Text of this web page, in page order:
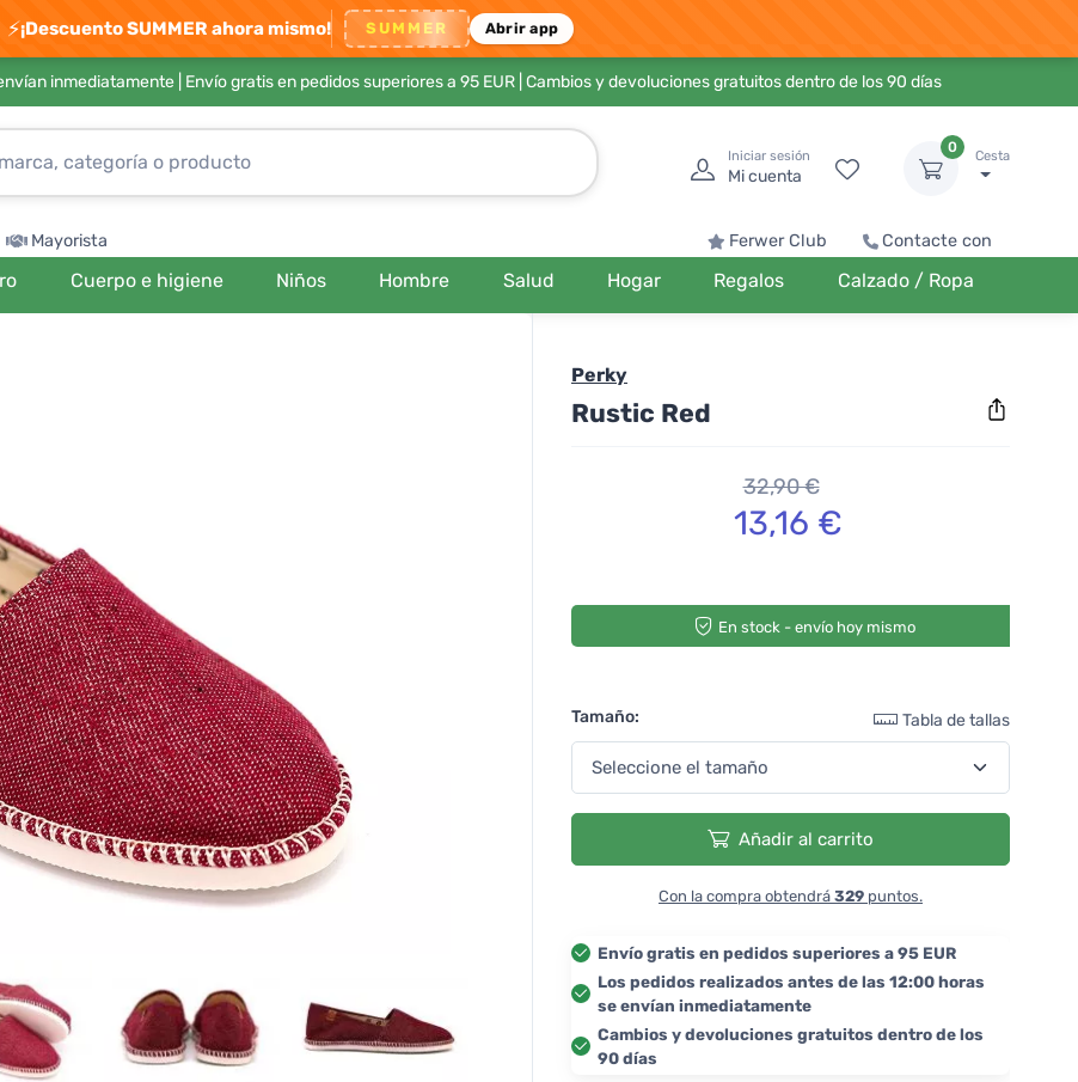
⚡¡Descuento SUMMER ahora mismo! SUMMER Abrir app
inmediatamente | Envío gratis en pedidos superiores a 95 EUR| Cambios y devoluciones gratuitos dentro de los 90 días
Iniciar sesión
Mi cuenta
0
Cesta
Mayorista Ferwer Club Contacte con
Cuerpo e higiene Niños Hombre Salud Hogar Regalos Calzado / Ropa
Perky
Rustic Red
32,90 €
13,16 €
En stock - envío hoy mismo
Tamaño: Tabla de tallas
Añadir al carrito
Con la compra obtendrá 329 puntos.
Envío gratis en pedidos superiores a 95 EUR
Los pedidos realizados antes de las 12:00 horas
se envían inmediatamente
Cambios y devoluciones gratuitos dentro de los
90 días